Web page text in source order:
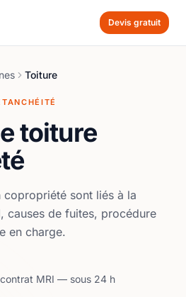
Devis gratuit
Toiture
toiture
sont liés à la
causes de fuites, procédure
en charge.
MRI — sous 24 h